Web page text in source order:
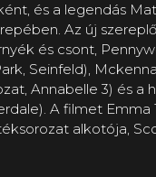
és a legendás
Az új
és csont,
Seinfeld),
Annabelle 3) és a
A filmet Emma
alkotója,